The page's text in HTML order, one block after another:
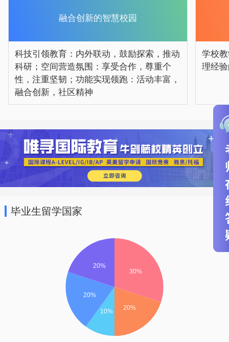
融合创新的智慧校园
科技引领教育：内外联动，鼓励探索，推动
科研；空间营造氛围：享受合作，尊重个
性，注重坚韧；功能实现领跑：活动丰富，
融合创新，社区精神
学校
理经
毕业生留学国家